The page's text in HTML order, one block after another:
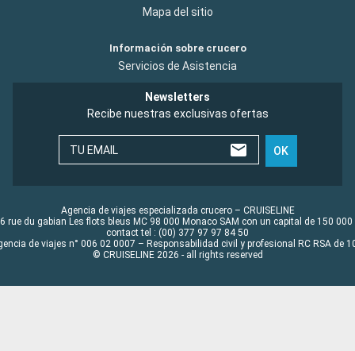
Mapa del sitio
Información sobre crucero
Servicios de Asistencia
Newsletters
Recibe nuestras exclusivas ofertas
TU EMAIL OK
Agencia de viajes especializada crucero – CRUISELINE
rue du gabian Les flots bleus MC 98 000 Monaco SAM con un capital de 150 000
contact tel : (00) 377 97 97 84 50
de viajes n° 006 02 0007 – Responsabilidad civil y profesional RC RSA de
© CRUISELINE 2026 - all rights reserved